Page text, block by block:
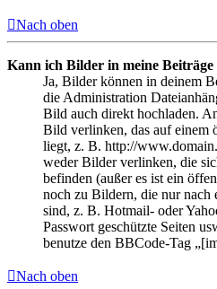
Nach oben
Kann ich Bilder in meine Beiträge
Ja, Bilder können in deinem
die Administration
Bild auch direkt hochladen.
Bild verlinken, das auf einem
liegt, z. B. http://
weder Bilder verlinken, die
befinden (außer es ist ein
noch zu Bildern, die nur nach
sind, z. B. Hotmail- oder
Passwort geschützte Seiten
benutze den BBCode-Tag
Nach oben